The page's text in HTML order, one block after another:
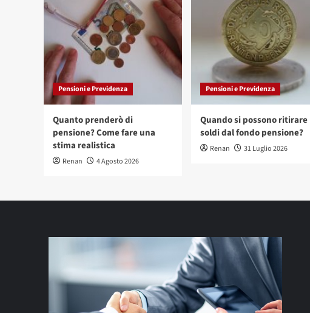
Pensioni e Previdenza
Quanto prenderò di
pensione? Come fare una
stima realistica
Renan 4 Agosto 2026
Pensioni e Previdenza
Quando si possono ritirare
soldi dal fondo pensione?
Renan 31 Luglio 2026